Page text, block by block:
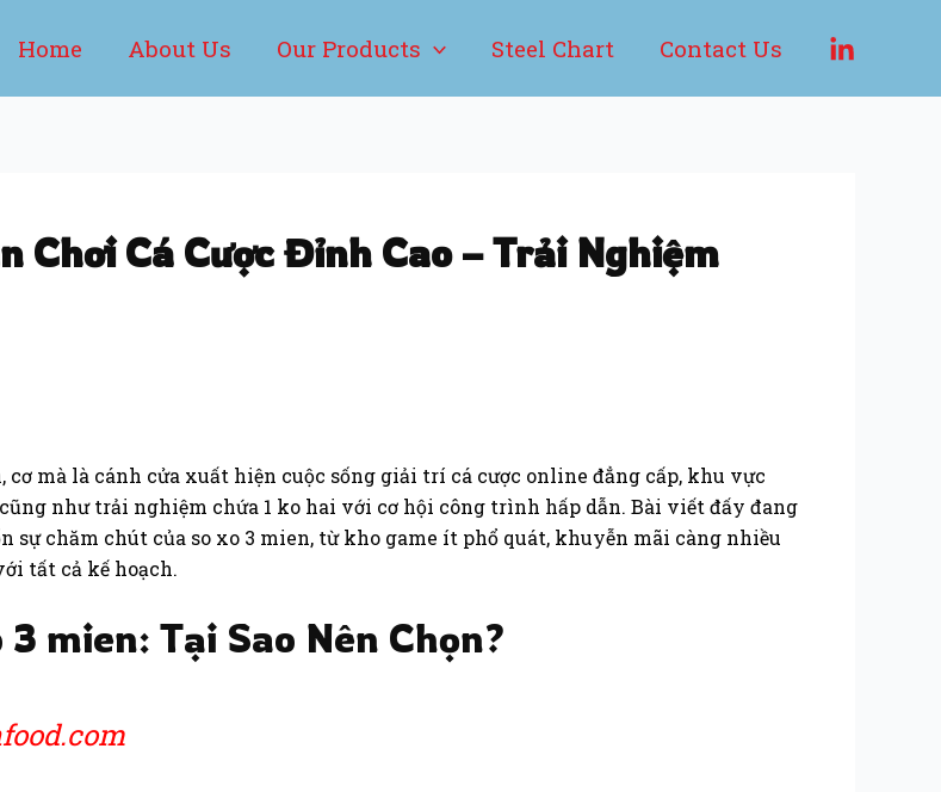
Home About Us Our Products Steel Chart Contact Us
Chơi Cá Cược Đỉnh Cao – Trải Nghiệm
mà là cánh cửa xuất hiện cuộc sống giải trí cá cược online đẳng cấp, khu vực
như trải nghiệm chứa 1 ko hai với cơ hội công trình hấp dẫn. Bài viết đấy đang
sự chăm chút của so xo 3 mien, từ kho game ít phổ quát, khuyễn mãi càng nhiều
tất cả kế hoạch.
mien: Tại Sao Nên Chọn?